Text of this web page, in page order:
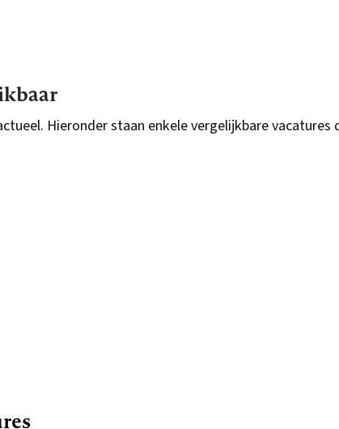
Hieronder staan enkele vergelijkbare vacatures